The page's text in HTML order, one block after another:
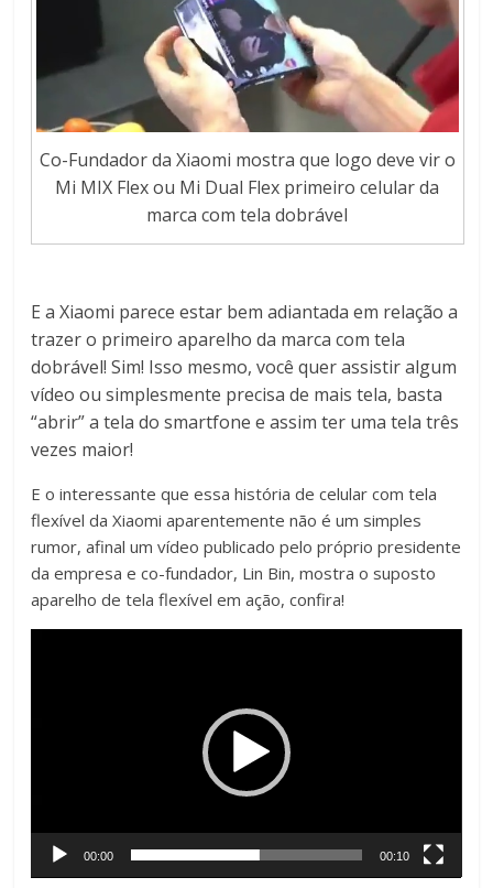
Co-Fundador da Xiaomi mostra que logo deve vir o
Mi MIX Flex ou Mi Dual Flex primeiro celular da
marca com tela dobrável
E a Xiaomi parece estar bem adiantada em relação a
trazer o primeiro aparelho da marca com tela
dobrável! Sim! Isso mesmo, você quer assistir algum
vídeo ou simplesmente precisa de mais tela, basta
“abrir” a tela do smartfone e assim ter uma tela três
vezes maior!
E o interessante que essa história de celular com tela
flexível da Xiaomi aparentemente não é um simples
rumor, afinal um vídeo publicado pelo próprio presidente
da empresa e co-fundador, Lin Bin, mostra o suposto
aparelho de tela flexível em ação, confira!
00:00 00:10